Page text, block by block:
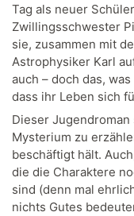
Tag als neuer
Zwillingsschwester
sie, zusammen mit
Astrophysiker Karl
auch – doch das,
dass ihr Leben sich
Dieser
Mysterium zu
beschäftigt hält.
die die Charaktere
sind (denn mal
nichts Gutes